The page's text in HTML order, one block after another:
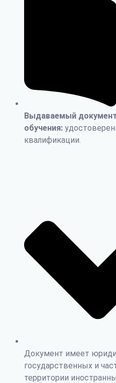
Выдаваемый
обучения:
квалификации.
Документ имеет
государственных и
территории